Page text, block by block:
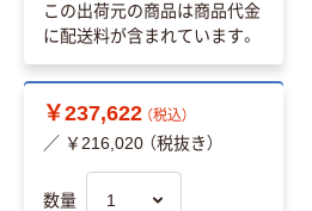
この出荷元の商品は商品代金
に配送料が含まれています。
￥237,622 （税込）
／ ￥216,020 （税抜き）
数量